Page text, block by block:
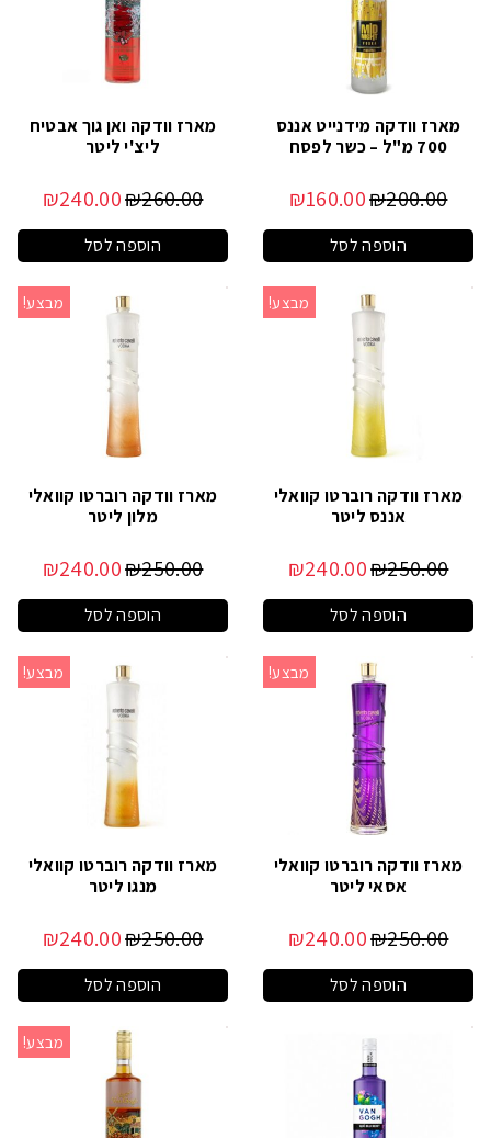
מארז וודקה מידנייט אננס
700 מ"ל – כשר לפסח
₪200.00
₪160.00
הוספה לסל
מארז וודקה ואן גוך אבטיח
ליצ'י ליטר
₪260.00
₪240.00
הוספה לסל
מבצע!
מארז וודקה רוברטו קוואלי
אננס ליטר
₪250.00
₪240.00
הוספה לסל
מבצע!
מארז וודקה רוברטו קוואלי
מלון ליטר
₪250.00
₪240.00
הוספה לסל
מבצע!
מארז וודקה רוברטו קוואלי
אסאי ליטר
₪250.00
₪240.00
הוספה לסל
מבצע!
מארז וודקה רוברטו קוואלי
מנגו ליטר
₪250.00
₪240.00
הוספה לסל
מבצע!